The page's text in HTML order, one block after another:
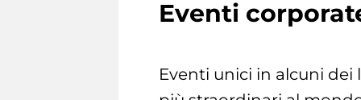
Eventi
Eventi unici in alcuni dei